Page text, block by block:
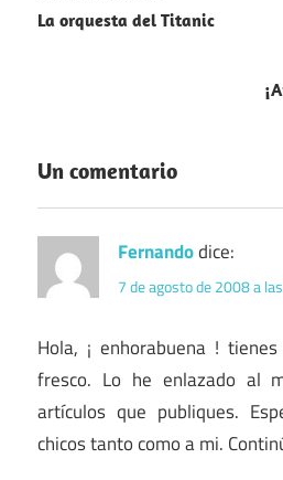
de
La orquesta del Titanic
Un comentario
Fernandodice:
7 de agosto de 2008 a
Hola, ¡ enhorabuena !
fresco. Lo he enlazado al
artículos que publiques.
chicos tanto como a mi.